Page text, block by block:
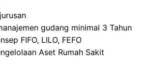
gudang minimal 3 Tahun
FIFO, LILO, FEFO
Aset Rumah Sakit